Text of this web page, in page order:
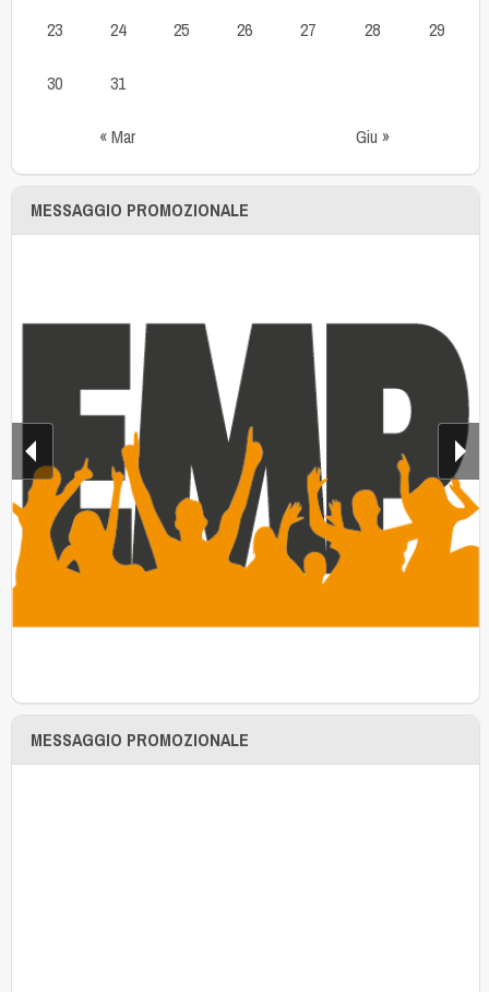
« Mar Giu »
23 24 25 26 27 28 29
30 31
MESSAGGIO PROMOZIONALE
MESSAGGIO PROMOZIONALE